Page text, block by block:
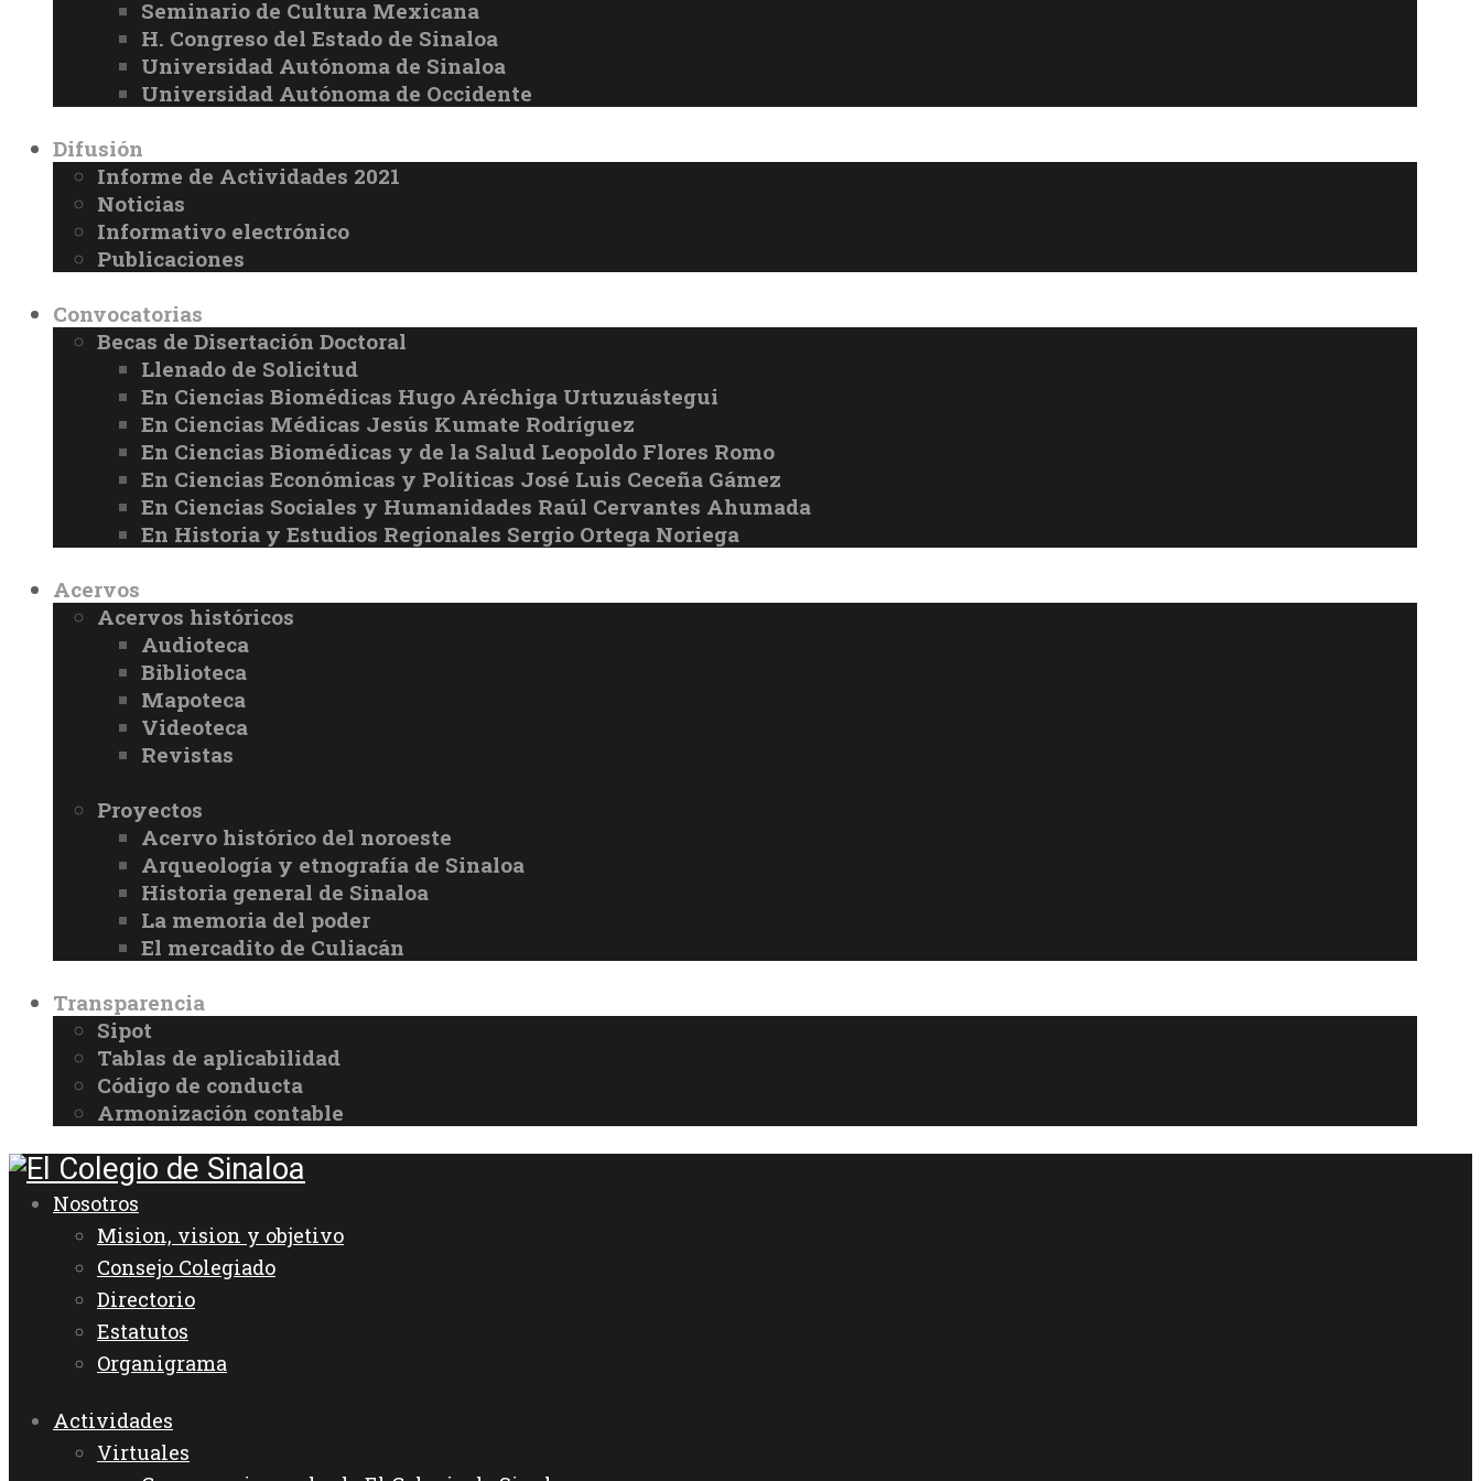
Seminario de Cultura Mexicana
H. Congreso del Estado de Sinaloa
Universidad Autónoma de Sinaloa
Universidad Autónoma de Occidente
Difusión
Informe de Actividades 2021
Noticias
Informativo electrónico
Publicaciones
Convocatorias
Becas de Disertación Doctoral
Llenado de Solicitud
En Ciencias Biomédicas Hugo Aréchiga Urtuzuástegui
En Ciencias Médicas Jesús Kumate Rodríguez
En Ciencias Biomédicas y de la Salud Leopoldo Flores Romo
En Ciencias Económicas y Políticas José Luis Ceceña Gámez
En Ciencias Sociales y Humanidades Raúl Cervantes Ahumada
En Historia y Estudios Regionales Sergio Ortega Noriega
Acervos
Acervos históricos
Audioteca
Biblioteca
Mapoteca
Videoteca
Revistas
Proyectos
Acervo histórico del noroeste
Arqueología y etnografía de Sinaloa
Historia general de Sinaloa
La memoria del poder
El mercadito de Culiacán
Transparencia
Sipot
Tablas de aplicabilidad
Código de conducta
Armonización contable
Nosotros
Mision, vision y objetivo
Consejo Colegiado
Directorio
Estatutos
Organigrama
Actividades
Virtuales